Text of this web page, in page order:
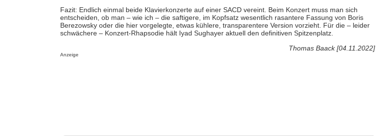
Fazit: Endlich einmal beide Klavierkonzerte auf einer SACD vereint. Beim Konzert muss man sich
entscheiden, ob man – wie ich – die saftigere, im Kopfsatz wesentlich rasantere Fassung von Boris
Berezowsky oder die hier vorgelegte, etwas kühlere, transparentere Version vorzieht. Für die – leider
schwächere – Konzert-Rhapsodie hält Iyad Sughayer aktuell den definitiven Spitzenplatz.
Thomas Baack [04.11.2022]
Anzeige